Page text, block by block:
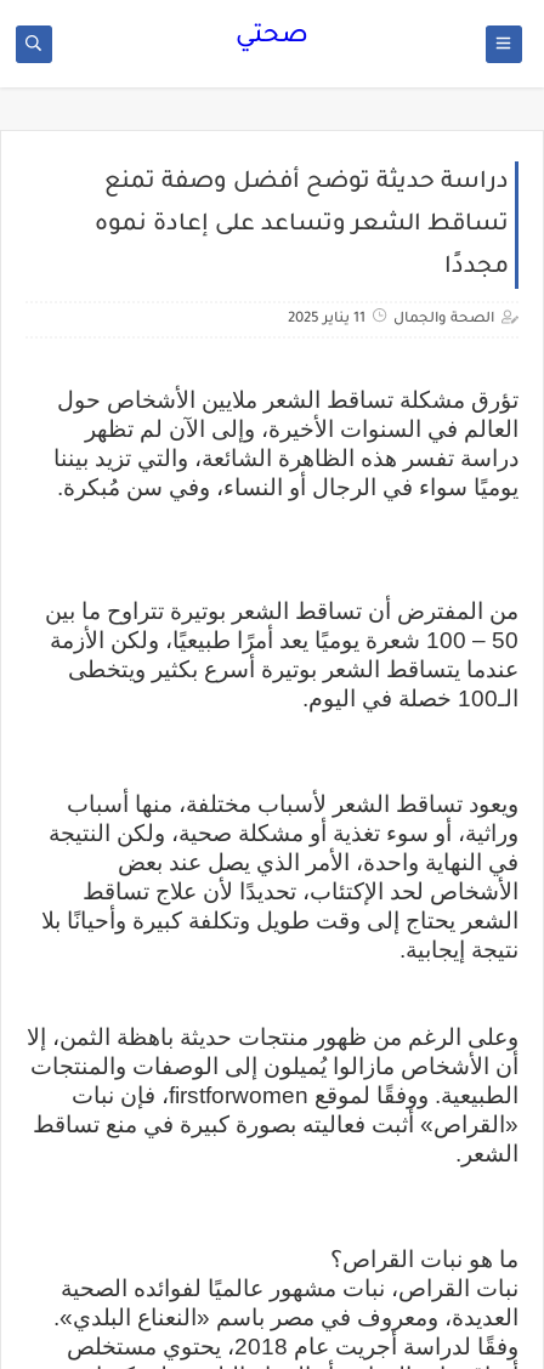
صحتي
دراسة حديثة توضح أفضل وصفة تمنع
تساقط الشعر وتساعد على إعادة نموه
مجددًا
الصحة والجمال 11 يناير 2025
تؤرق مشكلة تساقط الشعر ملايين الأشخاص حول
العالم في السنوات الأخيرة، وإلى الآن لم تظهر
دراسة تفسر هذه الظاهرة الشائعة، والتي تزيد بيننا
يوميًا سواء في الرجال أو النساء، وفي سن مُبكرة.
من المفترض أن تساقط الشعر بوتيرة تتراوح ما بين
50 – 100 شعرة يوميًا يعد أمرًا طبيعيًا، ولكن الأزمة
عندما يتساقط الشعر بوتيرة أسرع بكثير ويتخطى
الـ100 خصلة في اليوم.
ويعود تساقط الشعر لأسباب مختلفة، منها أسباب
وراثية، أو سوء تغذية أو مشكلة صحية، ولكن النتيجة
في النهاية واحدة، الأمر الذي يصل عند بعض
الأشخاص لحد الإكتئاب، تحديدًا لأن علاج تساقط
الشعر يحتاج إلى وقت طويل وتكلفة كبيرة وأحيانًا بلا
نتيجة إيجابية.
وعلى الرغم من ظهور منتجات حديثة باهظة الثمن، إلا
أن الأشخاص مازالوا يُميلون إلى الوصفات والمنتجات
الطبيعية. ووفقًا لموقع firstforwomen، فإن نبات
«القراص» أثبت فعاليته بصورة كبيرة في منع تساقط
الشعر.
ما هو نبات القراص؟
نبات القراص، نبات مشهور عالميًا لفوائده الصحية
العديدة، ومعروف في مصر باسم «النعناع البلدي».
وفقًا لدراسة أجريت عام 2018، يحتوي مستخلص